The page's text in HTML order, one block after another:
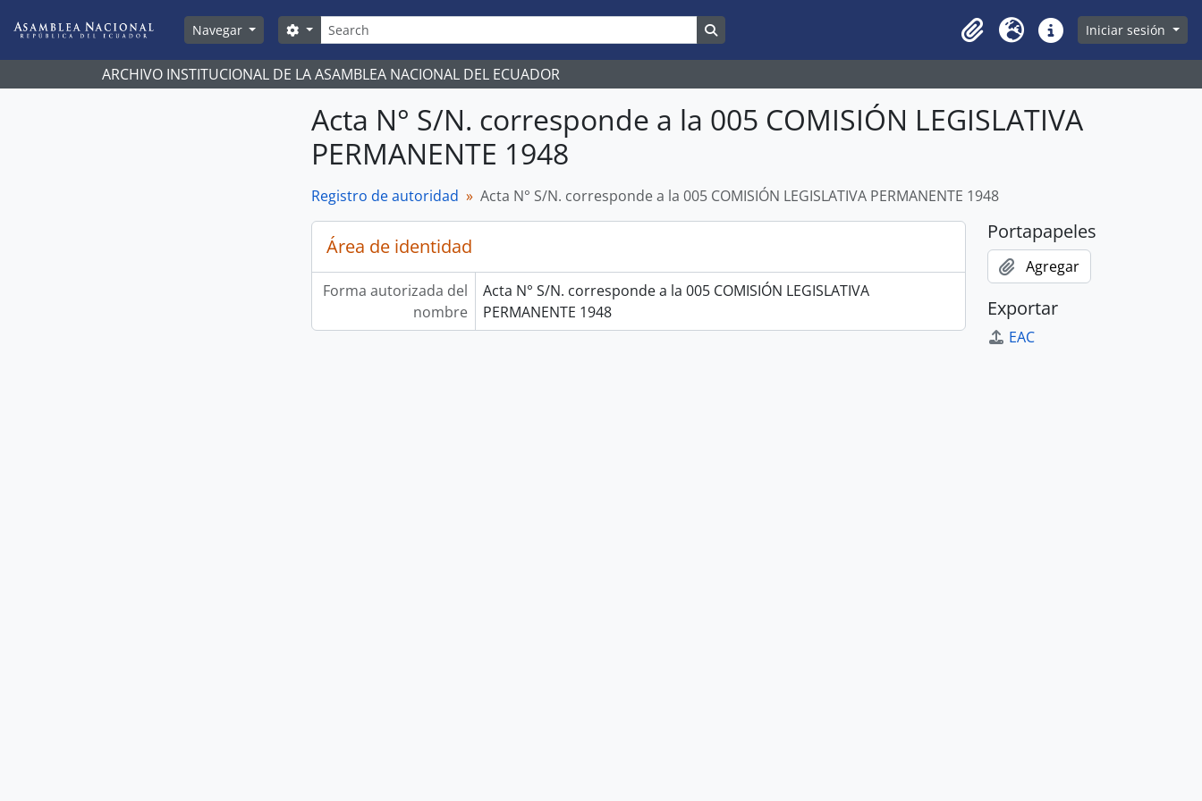
Navegar
Búsqueda
Search options
Clipboard
Idioma Enlaces rápidos
Iniciar sesión
ARCHIVO INSTITUCIONAL DE LA ASAMBLEA NACIONAL DEL ECUADOR
Acta N° S/N. corresponde a la 005 COMISIÓN LEGISLATIVA
PERMANENTE 1948
Registro de autoridad Acta N° S/N. corresponde a la 005 COMISIÓN LEGISLATIVA PERMANENTE 1948
Área de identidad
Forma autorizada del
nombre
Acta N° S/N. corresponde a la 005 COMISIÓN LEGISLATIVA
PERMANENTE 1948
Portapapeles
Agregar
Exportar
EAC